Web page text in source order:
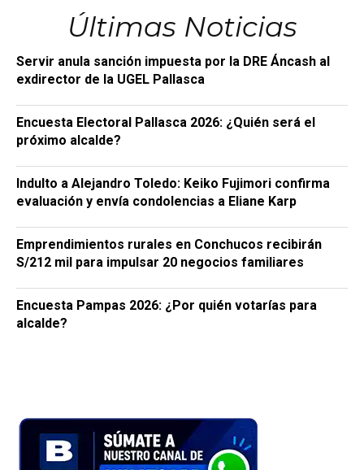
Últimas Noticias
Servir anula sanción impuesta por la DRE Áncash al
exdirector de la UGEL Pallasca
Encuesta Electoral Pallasca 2026: ¿Quién será el
próximo alcalde?
Indulto a Alejandro Toledo: Keiko Fujimori confirma
evaluación y envía condolencias a Eliane Karp
Emprendimientos rurales en Conchucos recibirán
S/212 mil para impulsar 20 negocios familiares
Encuesta Pampas 2026: ¿Por quién votarías para
alcalde?